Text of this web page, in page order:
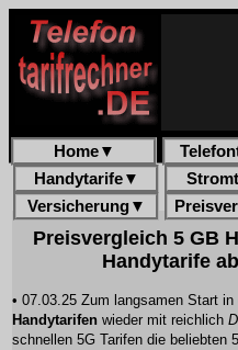
Home▼
Handytarife▼
Versicherung▼
Preisvergleich 5 GB
Handytarife
• 07.03.25 Zum langsamen Start
Handytarifen wieder mit reichlich
schnellen 5G Tarifen die beliebten